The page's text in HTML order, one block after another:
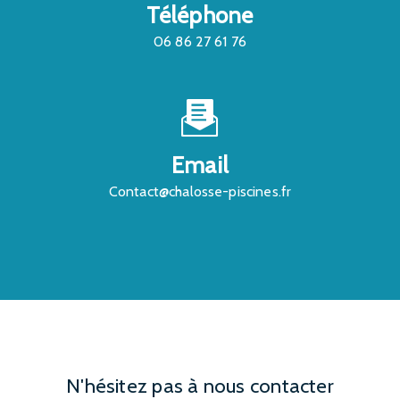
Téléphone
06 86 27 61 76
Email
contact@chalosse-piscines.fr
N'hésitez pas à nous contacter